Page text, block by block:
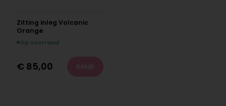
Zitting inleg Volcanic
Orange
Op voorraad
€ 85,00